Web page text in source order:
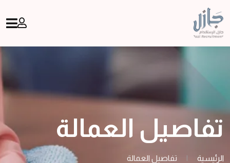
تفاصيل العمالة
الرئيسية | تفاصيل العمالة